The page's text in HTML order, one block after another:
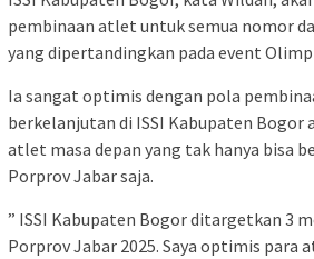
pembinaan atlet untuk semua nomor
yang dipertandingkan pada event
Ia sangat optimis dengan pola
berkelanjutan di ISSI Kabupaten
atlet masa depan yang tak hanya bisa
Porprov Jabar saja.
” ISSI Kabupaten Bogor ditargetkan 3
Porprov Jabar 2025. Saya optimis para